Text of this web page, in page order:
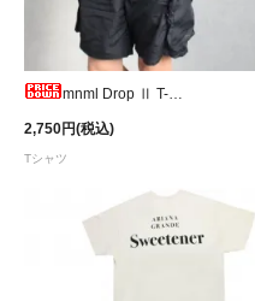
mnml Drop Ⅱ T-Shirt
2,750円(税込)
Tシャツ